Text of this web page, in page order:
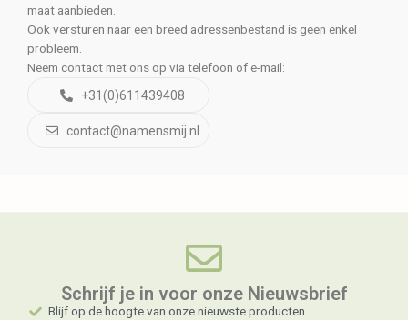
maat aanbieden.
Ook versturen naar een breed adressenbestand is geen enkel
probleem.
Neem contact met ons op via telefoon of e-mail:
+31(0)611439408
contact@namensmij.nl
Schrijf je in voor onze Nieuwsbrief​
Blijf op de hoogte van onze nieuwste producten